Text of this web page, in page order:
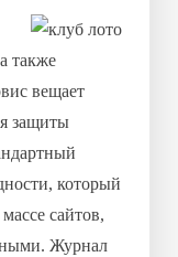
также
вещает
защиты
который
сайтов,
Журнал